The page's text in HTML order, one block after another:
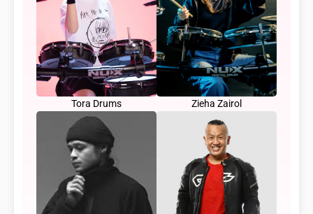
Tora Drums Zieha Zairol